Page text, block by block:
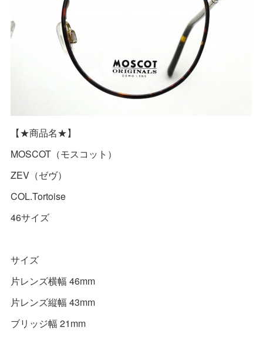
【★商品名★】
MOSCOT（モスコット）
ZEV（ゼヴ）
COL.Tortoise
46サイズ
サイズ
片レンズ横幅 46mm
片レンズ縦幅 43mm
ブリッジ幅 21mm